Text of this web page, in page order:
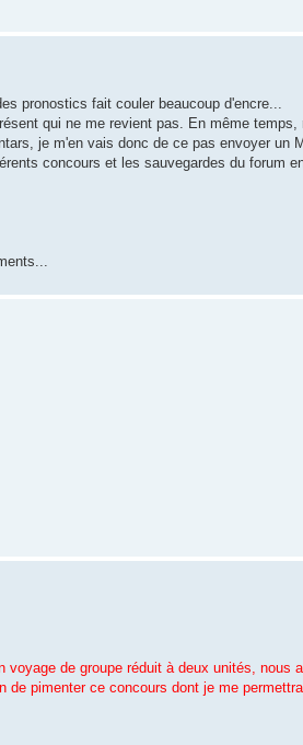
pronostics fait couler beaucoup d'encre...
qui ne me revient pas. En même temps,
je m'en vais donc de ce pas envoyer un
concours et les sauvegardes du forum
de groupe réduit à deux unités, nous
pimenter ce concours dont je me